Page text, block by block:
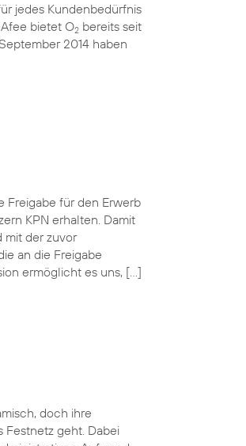
jedes Kundenbedürfnis
bietet O2 bereits seit
2014 haben
Freigabe für den Erwerb
KPN erhalten. Damit
mit der zuvor
an die Freigabe
ermöglicht es uns, […]
doch ihre
Festnetz geht. Dabei